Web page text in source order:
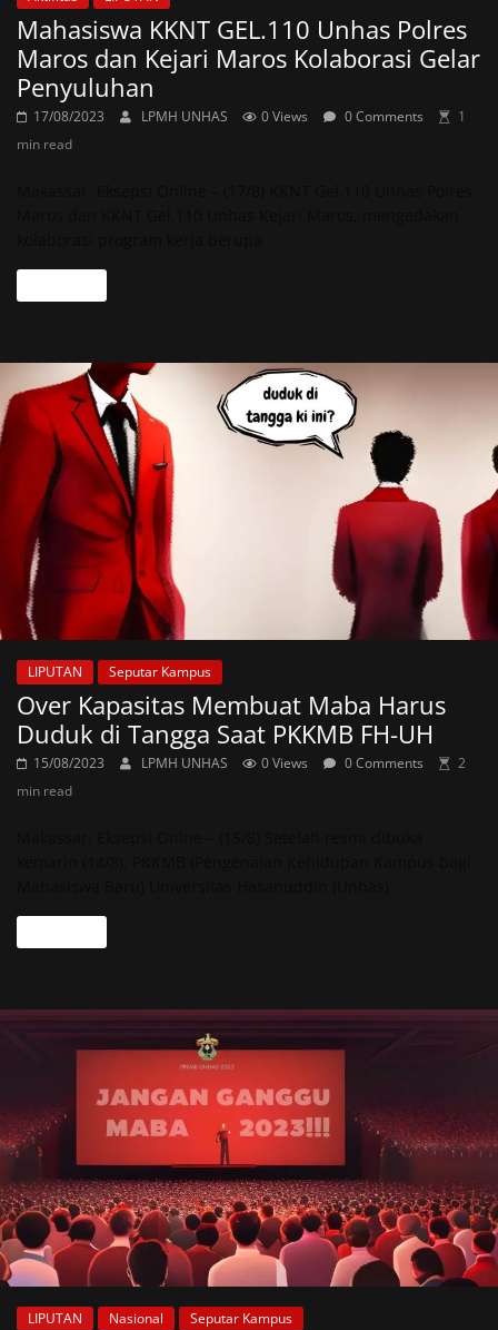
Mahasiswa KKNT GEL.110 Unhas Polres
Maros dan Kejari Maros Kolaborasi Gelar
Penyuluhan
17/08/2023 LPMH UNHAS 0 Views 0 Comments
1
min read
LIPUTAN Seputar Kampus
Over Kapasitas Membuat Maba Harus
Duduk di Tangga Saat PKKMB FH-UH
15/08/2023 LPMH UNHAS 0 Views 0 Comments
2
min read
LIPUTAN Nasional Seputar Kampus